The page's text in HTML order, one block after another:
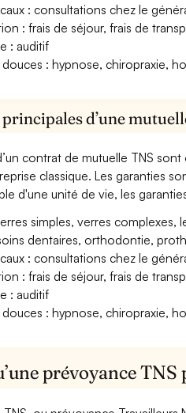
: consultations chez le
: frais de séjour, frais de
: auditif
: hypnose, chiropraxie,
d’une
contrat de mutuelle TNS
classique. Les garanties
d'une unité de vie, les
simples, verres complexes,
dentaires, orthodontie,
: consultations chez le
: frais de séjour, frais de
: auditif
: hypnose, chiropraxie,
prévoyance